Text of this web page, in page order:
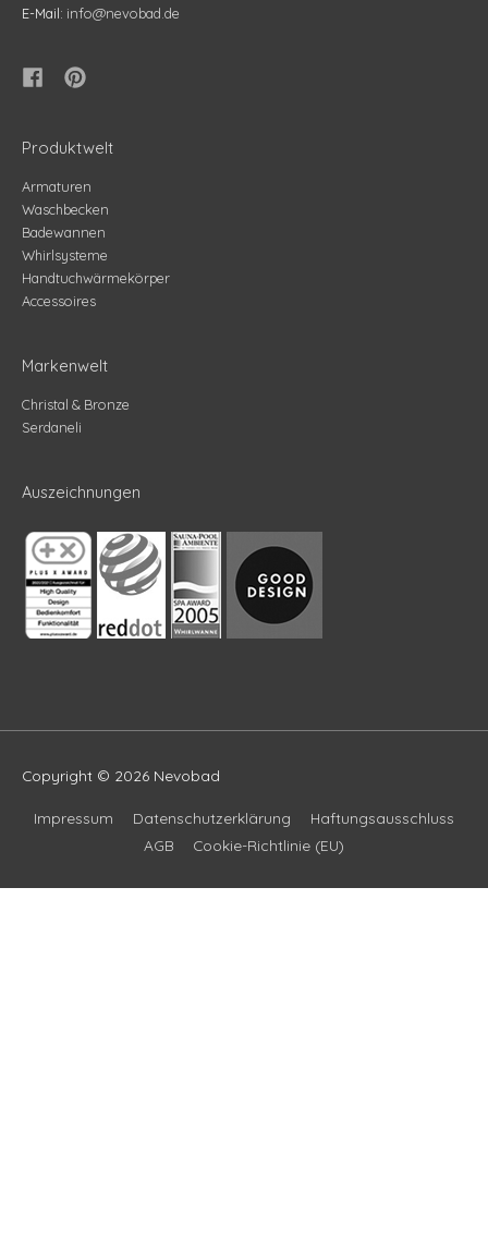
E-Mail: info@nevobad.de
Produktwelt
Armaturen
Waschbecken
Badewannen
Whirlsysteme
Handtuchwärmekörper
Accessoires
Markenwelt
Christal & Bronze
Serdaneli
Auszeichnungen
Copyright © 2026 Nevobad
Impressum Datenschutzerklärung
Haftungsausschluss
AGB
Cookie-Richtlinie (EU)